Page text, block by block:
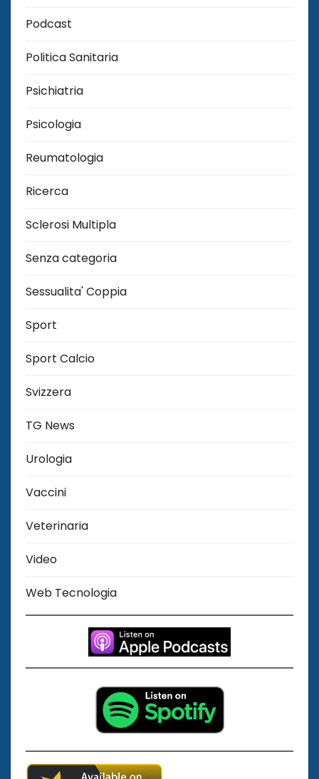
Podcast
Politica Sanitaria
Psichiatria
Psicologia
Reumatologia
Ricerca
Sclerosi Multipla
Senza categoria
Sessualita' Coppia
Sport
Sport Calcio
Svizzera
TG News
Urologia
Vaccini
Veterinaria
Video
Web Tecnologia